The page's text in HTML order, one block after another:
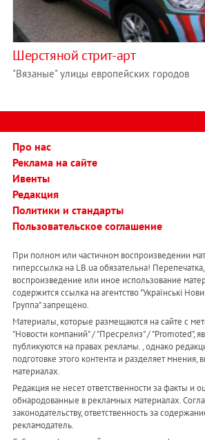
Шерстяной стрит-арт
"Вязаные" улицы европейских городов
Про нас
Реклама на сайте
Ивенты
Редакция
Политики и стандарты
Пользовательское соглашение
При полном или частичном воспроизведении
гиперссылка на LB.ua обязательна!
воспроизведение или иное использование
содержится ссылка на агентство "Українськi
Группа" запрещено.
Материалы, которые размещаются на сайте с
"Новости компаний" / "Пресрелиз" / "Promoted",
публикуются на правах рекламы. , однако
подготовке этого контента и разделяет мнения,
материалах.
Редакция не несет ответственности за факты и
обнародованные в рекламных материалах.
законодательству, ответственность за
рекламодатель.